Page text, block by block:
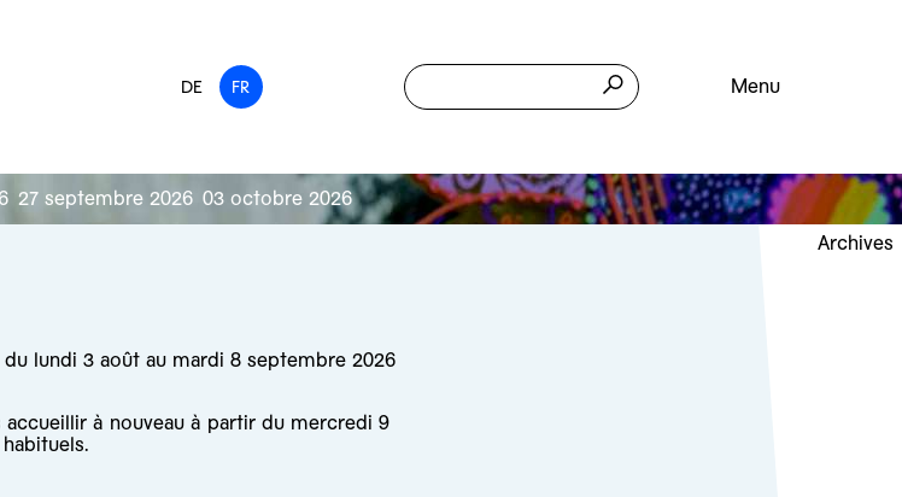
DE FR Menu
27 septembre 2026 03 octobre 2026
Archives
du lundi 3 août au mardi 8 septembre 2026
à nouveau à partir du mercredi 9